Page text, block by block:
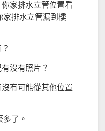
家排水立管位置看
家排水立管漏到樓
沒有照片？
有可能從其他位置
了。